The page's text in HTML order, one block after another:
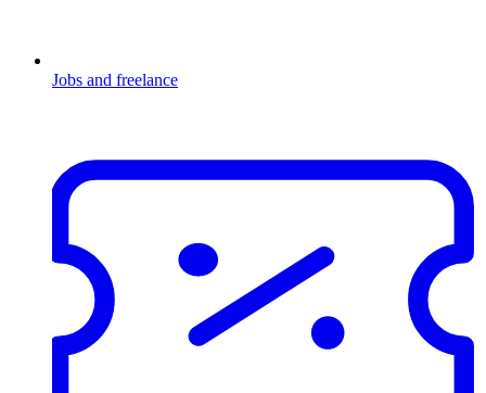
Jobs and freelance